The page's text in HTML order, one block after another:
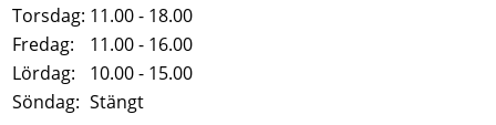
Torsdag: 11.00 - 18.00
Fredag:
11.00 - 16.00
Lördag:
10.00 - 15.00
Söndag: Stängt